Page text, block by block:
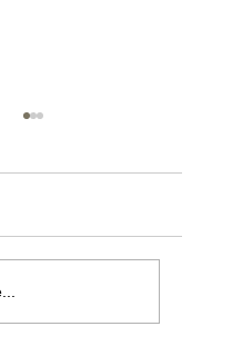
l’hiver